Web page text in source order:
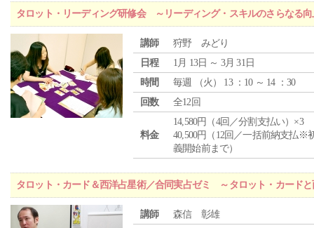
タロット・リーディング研修会 ～リーディング・スキルのさらなる
講師
狩野 みどり
日程
1月 13日 ～ 3月 31日
時間
毎週 （火 ） 13 ：10 ～ 14 ：30
回数
全12回
料金
14,580円（4回／分割支払い）×3
40,500円（12回／一括前納支払※
義開始前まで）
タロット・カード＆西洋占星術／合同実占ゼミ ～タロット・カード
講師
森信 彰雄